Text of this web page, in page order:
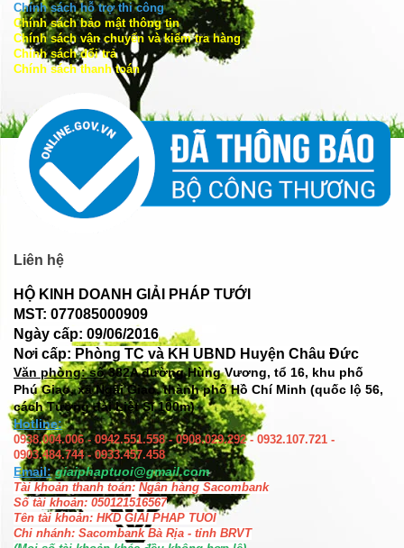
Chính sách hỗ trợ thi công
Chính sách bảo mật thông tin
Chính sách vận chuyển và kiểm tra hàng
Chính sách đổi trả
Chính sách thanh toán
Liên hệ
HỘ KINH DOANH GIẢI PHÁP TƯỚI
MST: 077085000909
Ngày cấp: 09/06/2016
Nơi cấp: Phòng TC và KH UBND Huyện Châu Đức
Văn phòng: số382A đường Hùng Vương, tổ 16, khu phố
Phú Giao, xã Ngãi Giao, thành phố Hồ Chí Minh (quốc lộ 56,
cách Tượng đài Liệt Sĩ 100m)
Hotline:
0938.004.006 - 0942.551.558 - 0908.029.292 - 0932.107.721 -
0903.484.744 - 0933.457.458
Email: giaiphaptuoi@gmail.com
Tài khoản thanh toán: Ngân hàng Sacombank
Số tài khoản: 050121516567
Tên tài khoản: HKD GIAI PHAP TUOI
Chi nhánh: Sacombank Bà Rịa - tỉnh BRVT